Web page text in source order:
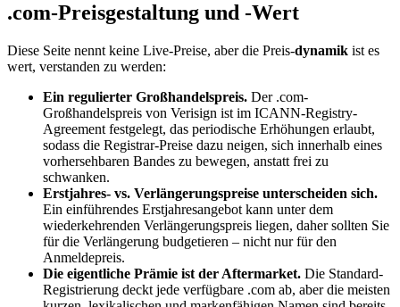
.com-Preisgestaltung und -Wert
Diese Seite nennt keine Live-Preise, aber die Preis-dynamik ist es
wert, verstanden zu werden:
Ein regulierter Großhandelspreis. Der .com-
Großhandelspreis von Verisign ist im ICANN-Registry-
Agreement festgelegt, das periodische Erhöhungen erlaubt,
sodass die Registrar-Preise dazu neigen, sich innerhalb eines
vorhersehbaren Bandes zu bewegen, anstatt frei zu
schwanken.
Erstjahres- vs. Verlängerungspreise unterscheiden sich.
Ein einführendes Erstjahresangebot kann unter dem
wiederkehrenden Verlängerungspreis liegen, daher sollten Sie
für die Verlängerung budgetieren – nicht nur für den
Anmeldepreis.
Die eigentliche Prämie ist der Aftermarket. Die Standard-
Registrierung deckt jede verfügbare .com ab, aber die meisten